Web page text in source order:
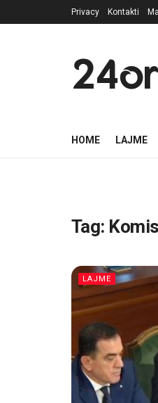
Privacy Kontakti
HOME LAJME
Tag:
LAJME